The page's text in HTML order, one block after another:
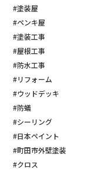
#塗装屋
#ペンキ屋
#塗装工事
#屋根工事
#防水工事
#リフォーム
#ウッドデッキ
#防蟻
#シーリング
#日本ペイント
#町田市外壁塗装
#クロス